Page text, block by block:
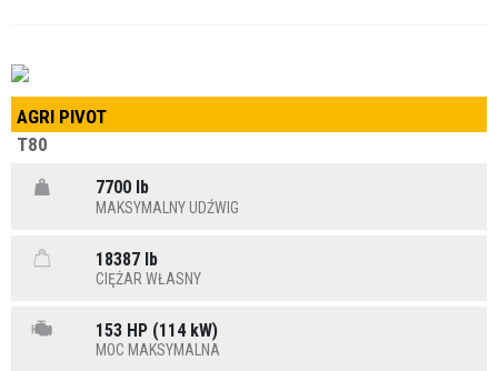
AGRI PIVOT
T80
7700 lb
MAKSYMALNY UDŹWIG
18387 lb
CIĘŻAR WŁASNY
153 HP (114 kW)
MOC MAKSYMALNA